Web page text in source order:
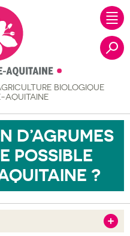
BIOLOGIQUE
AQUITAINE
D’AGRUMES
POSSIBLE
?